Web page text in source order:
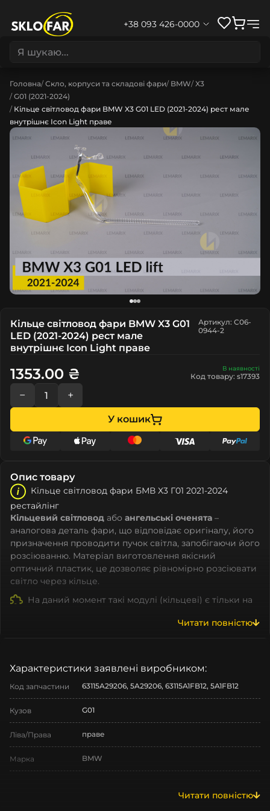
+38 093 426-0000
Головна Скло, корпуси та складові фари BMW X3
G01 (2021-2024)
Кільце світловод фари BMW X3 G01 LED (2021-2024) рест мале
внутрішнє Icon Light праве
Кільце світловод фари BMW X3 G01
LED (2021-2024) рест мале
внутрішнє Icon Light праве
Артикул: C06-
0944-2
В наявності
Код товару: s17393
1353.00 ₴
− +
У кошик
Опис товару
Кільце світловод фари БМВ Х3 Г01 2021-2024
рестайлінг
Кільцевий світловод або ангельські оченята –
аналогова деталь фари, що відповідає оригіналу, його
призначення проводити пучок світла, запобігаючи його
розсіюванню. Матеріал виготовлення якісний
оптичний пластик, це дозволяє рівномірно розсіювати
світло через кільце.
На даний момент такі модулі (кільцеві) є тільки на
ангельських очей режим денних ходових вогнів,
роблячи його більш помітним на дорозі для інших
Персоналізація:
опцію, яка найкраще відповідає вашому смаку та
Довговічність:Багато ангельських очей
освітлення протягом тривалого періоду
Читати повністю
Характеристики заявлені виробником:
Код запчастини 63115A29206, 5A29206, 63115A1FB12, 5A1FB12
Кузов G01
Ліва/Права праве
Марка BMW
Читати повністю